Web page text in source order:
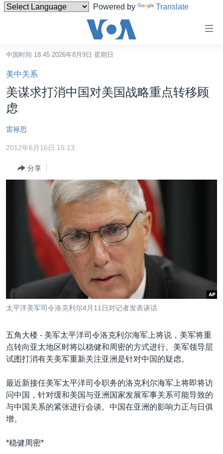
Powered by Translate
碍
链
接
跳
转
内
容
到
中国
最新国际新闻
中东
全球议题
分类新闻
经济·金融·贸易
人权·法律·宗教
科教·文娱·体健
环境
热点专题
白宫要闻
美中关系
美国建国250周年
埃博拉疫情
重要讲话与声明
台海两岸关系
关注西藏
关注新疆
GEN Z 看美国
VOA视频
VOA今日焦点
中文广播
关注我们
其他语言网站
中国时间 18:45 2026年8月9日 星期日
美中关系
美谋求打消中国对美国战略重点转移顾
虑
雷禄思
2012年6月16日 15:13
分享
太平洋美军司令洛克利尔4月11日对记者发表谈话
五角大楼 - 美军太平洋司令洛克利尔海军上将说，美军将重
点转向亚太地区时将以稳健和周密的方式进行。美军领导层
试图打消有关美军重新关注亚洲是针对中国的疑虑。
最近新接任美军太平洋司令职务的洛克利尔海军上将即将访
问中国，针对缓和美国与亚洲国家发展军事关系可能导致的
与中国关系的紧张进行会谈。中国在亚洲的影响力正与日俱
增。
*稳健周密*